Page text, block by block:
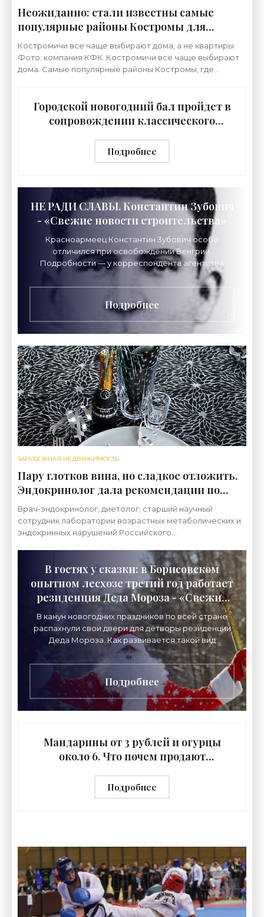
Неожиданно: стали известны самые
популярные районы Костромы для
строительства коттеджей -
«Недвижимость»
Костромичи все чаще выбирают дома, а не квартиры.
Фото: компания КФК. Костромичи все чаще выбирают
дома. Самые популярные районы Костромы, где
Городской новогодний бал пройдет в
сопровождении классического
репетиции - «Свежие новости
строительства»
Подробнее
НЕ РАДИ СЛАВЫ. Константин Зубович
- «Свежие новости строительства»
Красноармеец Константин 3убович особо
отличился при освобождении Венгрии.
Подробности — у корреспондента агентства
«Минск-Новости». Родился в 1901 году в деревне
Поповцы на Минщине.
Подробнее
ЗАРУБЕЖНАЯ НЕДВИЖИМОСТЬ
Пару глотков вина, но сладкое отложить.
Эндокринолог дала рекомендации по
новогоднему столу для лиц старше 60 лет
- «Свежие новости строительства»
Врач-эндокринолог, диетолог, старший научный
сотрудник лаборатории возрастных метаболических и
эндокринных нарушений Российского
В гостях у сказки: в Борисовском
опытном лесхозе третий год работает
резиденция Деда Мороза - «Свежие
новости строительства»
В канун новогодних праздников по всей стране
распахнули свои двери для детворы резиденции
Деда Мороза. Как развивается такой вид
экотуризма в Борисовском опытном лесхозе,
журналисты смогли
Подробнее
Мандарины от 3 рублей и огурцы
около 6. Что почем продают
«Свежие новости строительства»
Подробнее